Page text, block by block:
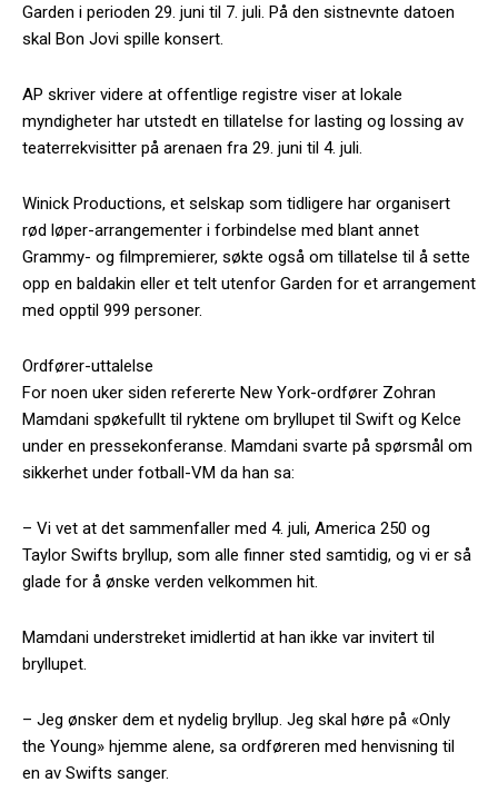
Garden i perioden 29. juni til 7. juli. På den sistnevnte datoen
skal Bon Jovi spille konsert.
AP skriver videre at offentlige registre viser at lokale
myndigheter har utstedt en tillatelse for lasting og lossing av
teaterrekvisitter på arenaen fra 29. juni til 4. juli.
Winick Productions, et selskap som tidligere har organisert
rød løper-arrangementer i forbindelse med blant annet
Grammy- og filmpremierer, søkte også om tillatelse til å sette
opp en baldakin eller et telt utenfor Garden for et arrangement
med opptil 999 personer.
Ordfører-uttalelse
For noen uker siden refererte New York-ordfører Zohran
Mamdani spøkefullt til ryktene om bryllupet til Swift og Kelce
under en pressekonferanse. Mamdani svarte på spørsmål om
sikkerhet under fotball-VM da han sa:
– Vi vet at det sammenfaller med 4. juli, America 250 og
Taylor Swifts bryllup, som alle finner sted samtidig, og vi er så
glade for å ønske verden velkommen hit.
Mamdani understreket imidlertid at han ikke var invitert til
bryllupet.
– Jeg ønsker dem et nydelig bryllup. Jeg skal høre på «Only
the Young» hjemme alene, sa ordføreren med henvisning til
en av Swifts sanger.